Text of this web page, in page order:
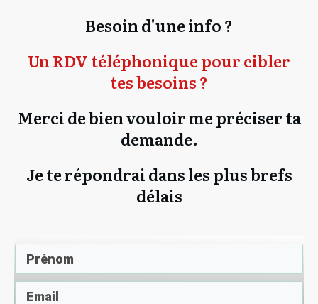
Besoin d'une info ?
Un RDV téléphonique pour cibler
tes besoins ?
Merci de bien vouloir me préciser ta
demande.
Je te répondrai dans les plus brefs
délais